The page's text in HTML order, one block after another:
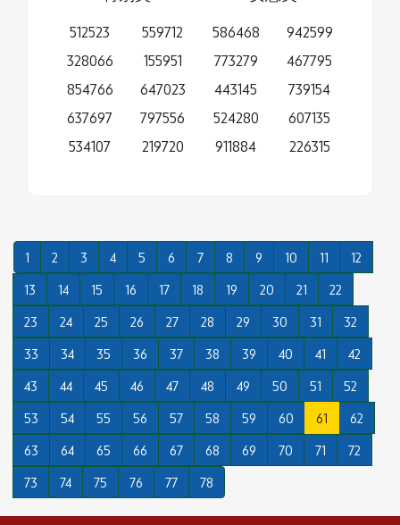
512523
328066
854766
637697
534107
559712
155951
647023
797556
219720
586468
773279
443145
524280
911884
942599
467795
739154
607135
226315
1 2 3 4 5 6 7 8 9 10 11
12
13
14 15 16 17 18 19 20 21
22
23
24 25 26 27 28 29 30 31
32
33
34 35 36 37 38 39 40 41
42
43
44 45 46 47 48 49 50 51
52
53
54 55 56 57 58 59 60 61
62
63
64 65 66 67 68 69 70 71
72
73
74 75 76 77 78